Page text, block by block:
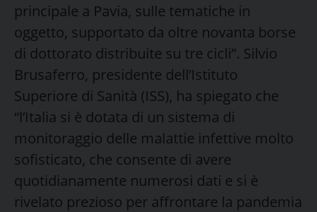
principale a Pavia, sulle tematiche in
oggetto, supportato da oltre novanta borse
di dottorato distribuite su tre cicli”. Silvio
Brusaferro, presidente dell’Istituto
Superiore di Sanità (ISS), ha spiegato che
“l’Italia si è dotata di un sistema di
monitoraggio delle malattie infettive molto
sofisticato, che consente di avere
quotidianamente numerosi dati e si è
rivelato prezioso per affrontare la pandemia